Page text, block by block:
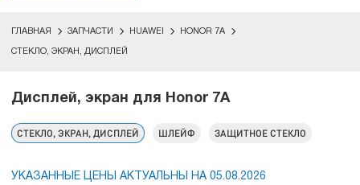
ГЛАВНАЯ ЗАПЧАСТИ HUAWEI HONOR 7A
СТЕКЛО, ЭКРАН, ДИСПЛЕЙ
Дисплей, экран для Honor 7A
СТЕКЛО, ЭКРАН, ДИСПЛЕЙ ШЛЕЙФ ЗАЩИТНОЕ СТЕКЛО
УКАЗАННЫЕ ЦЕНЫ АКТУАЛЬНЫ НА 05.08.2026